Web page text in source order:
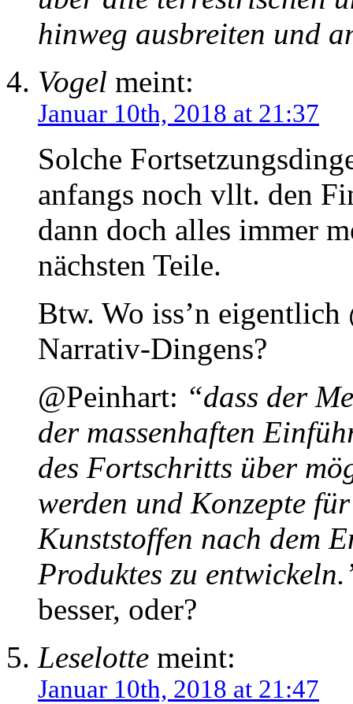
hinweg ausbreiten und
Vogel meint:
Januar 10th, 2018 at 21:37
Solche
anfangs noch vllt. den
dann doch alles immer
nächsten Teile.
Btw. Wo iss’n eigentlich
Narrativ-Dingens?
@Peinhart: “dass der
der massenhaften
des Fortschritts über
werden und Konzepte
Kunststoffen nach dem
Produktes zu
besser, oder?
Leselotte meint:
Januar 10th, 2018 at 21:47